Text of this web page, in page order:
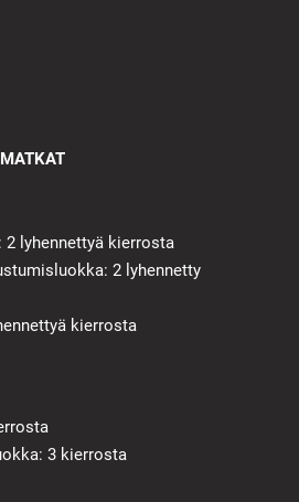
2 lyhennettyä kierrosta
2 lyhennetty
kierrosta
3 kierrosta